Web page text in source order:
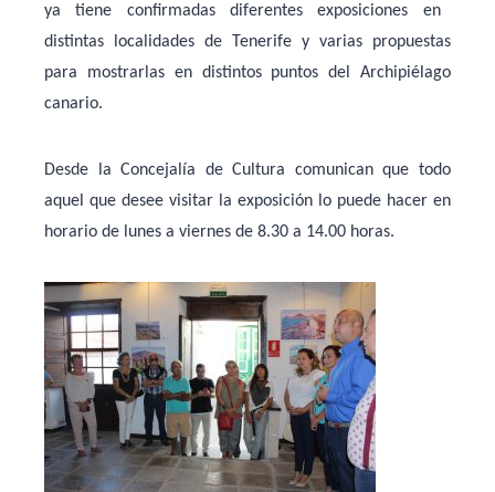
ya tiene confirmadas diferentes exposiciones en
distintas localidades de Tenerife y varias propuestas
para mostrarlas en distintos puntos del Archipiélago
canario.
Desde la Concejalía de Cultura comunican que todo
aquel que desee visitar la exposición lo puede hacer en
horario de lunes a viernes de 8.30 a 14.00 horas.